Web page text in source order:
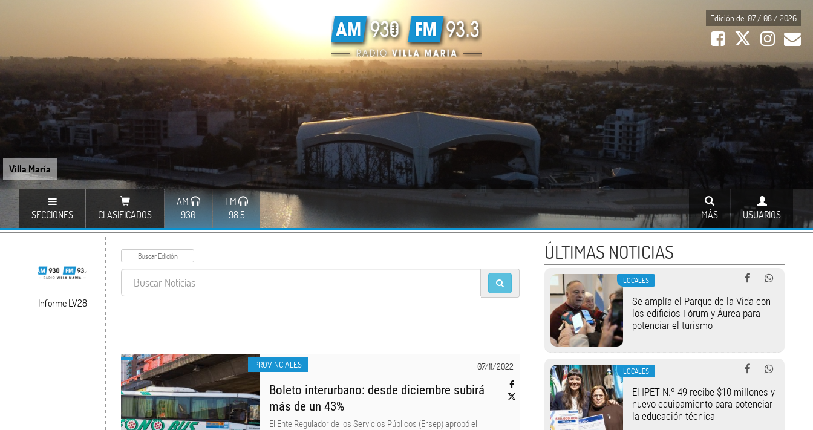
Villa María
Edición del 07 / 08 / 2026
SECCIONES CLASIFICADOS
AM
930
FM
98.5
USUARIOS
MÁS
Informe LV28
07/11/2022
PROVINCIALES
Boleto interurbano: desde diciembre subirá
más de un 43%
El Ente Regulador de los Servicios Públicos (Ersep) aprobó el
ÚLTIMAS NOTICIAS
LOCALES
Se amplía el Parque de la Vida con
los edificios Fórum y Áurea para
potenciar el turismo
LOCALES
El IPET N.º 49 recibe $10 millones y
nuevo equipamiento para potenciar
la educación técnica